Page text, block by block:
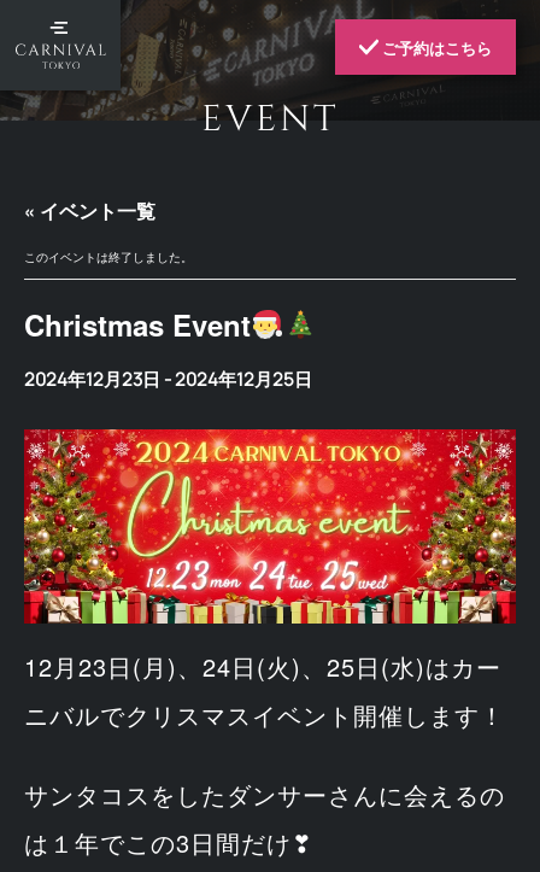
ご予約はこちら
EVENT
« イベント一覧
このイベントは終了しました。
Christmas Event
2024年12月23日 -2024年12月25日
12月23日(月)、24日(火)、25日(水)はカー
ニバルでクリスマスイベント開催します！
サンタコスをしたダンサーさんに会えるの
は１年でこの3日間だけ❣